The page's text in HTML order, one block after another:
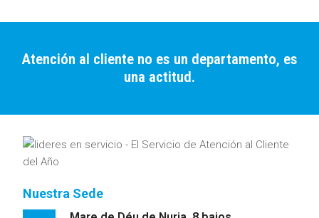
Atención al cliente no es un departamento, es
una actitud.
Nuestra Sede